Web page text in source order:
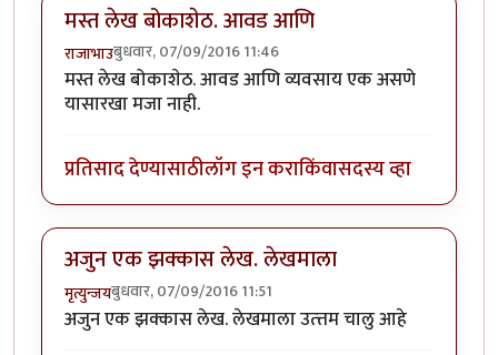
मस्त लेख बोकाशेठ. आवड आणि
राजाभाउबुधवार, 07/09/2016 11:46
मस्त लेख बोकाशेठ. आवड आणि व्यवसाय एक असणे
यासारखा मजा नाही.
प्रतिसाद देण्यासाठीलॉग इन कराकिंवासदस्य व्हा
अजुन एक झक्कास लेख. लेखमाला
मृत्युन्जयबुधवार, 07/09/2016 11:51
अजुन एक झक्कास लेख. लेखमाला उत्त्तम चालु आहे